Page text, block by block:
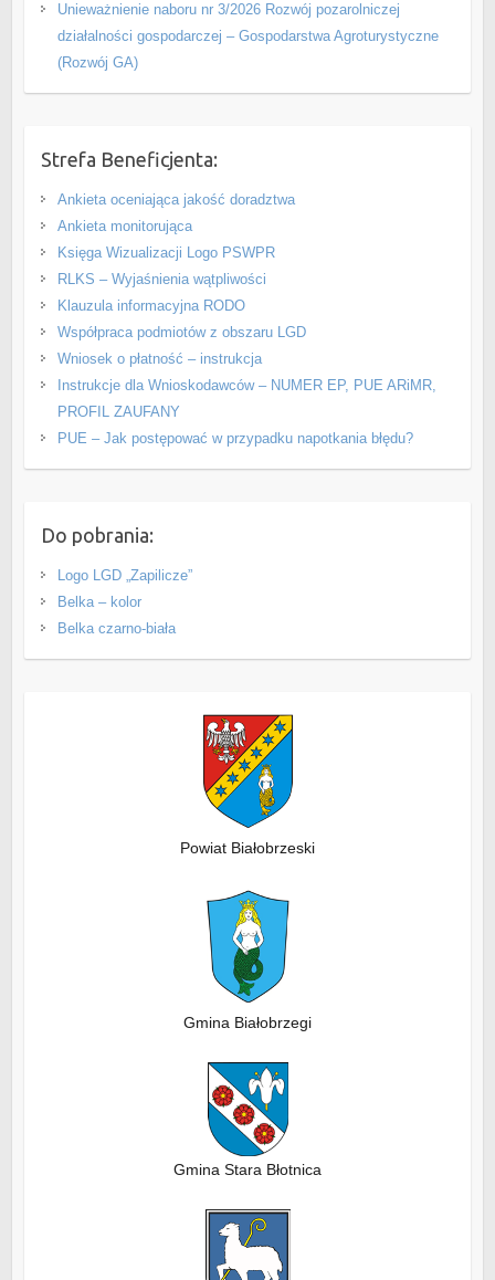
Unieważnienie naboru nr 3/2026 Rozwój pozarolniczej
działalności gospodarczej – Gospodarstwa Agroturystyczne
(Rozwój GA)
Strefa Beneficjenta:
Ankieta oceniająca jakość doradztwa
Ankieta monitorująca
Księga Wizualizacji Logo PSWPR
RLKS – Wyjaśnienia wątpliwości
Klauzula informacyjna RODO
Współpraca podmiotów z obszaru LGD
Wniosek o płatność – instrukcja
Instrukcje dla Wnioskodawców – NUMER EP, PUE ARiMR,
PROFIL ZAUFANY
PUE – Jak postępować w przypadku napotkania błędu?
Do pobrania:
Logo LGD „Zapilicze”
Belka – kolor
Belka czarno-biała
Powiat Białobrzeski
Gmina Białobrzegi
Gmina Stara Błotnica